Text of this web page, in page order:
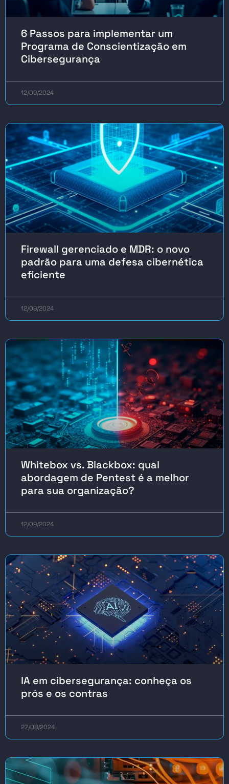
6 Passos para implementar um
Programa de Conscientização em
Cibersegurança
12/09/2024
Firewall gerenciado e MDR: o novo
padrão para uma defesa cibernética
eficiente
12/09/2024
Whitebox vs. Blackbox: qual
abordagem de Pentest é a melhor
para sua organização?
12/09/2024
IA em cibersegurança: conheça os
prós e os contras
27/08/2024